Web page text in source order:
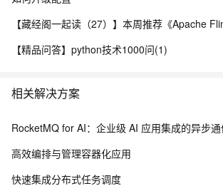
【精品问答】python技术1000问(1)
相关解决方案
RocketMQ for AI：企业级 AI 应用集成的异步
高效编排与管理容器化应用
快速集成分布式任务调度